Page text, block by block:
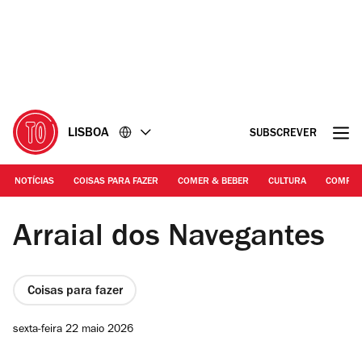
LISBOA SUBSCREVER
NOTÍCIAS COISAS PARA FAZER COMER & BEBER CULTURA
DR | Arraial dos Navegantes
Arraial dos Navegantes
Coisas para fazer
sexta-feira 22 maio 2026